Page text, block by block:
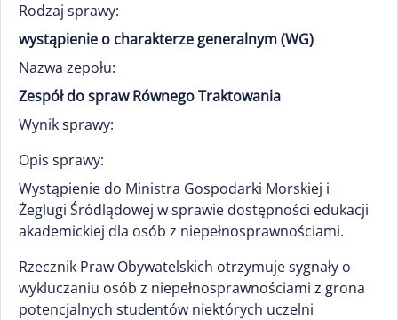
Rodzaj sprawy:
wystąpienie o charakterze generalnym (WG)
Nazwa zepołu:
Zespół do spraw Równego Traktowania
Wynik sprawy:
Opis sprawy:
Wystąpienie do Ministra Gospodarki Morskiej i
Żeglugi Śródlądowej w sprawie dostępności edukacji
akademickiej dla osób z niepełnosprawnościami.
Rzecznik Praw Obywatelskich otrzymuje sygnały o
wykluczaniu osób z niepełnosprawnościami z grona
potencjalnych studentów niektórych uczelni